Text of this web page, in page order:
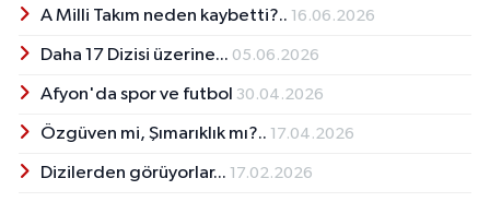
A Milli Takım neden kaybetti?.. 16.06.2026
Daha 17 Dizisi üzerine... 05.06.2026
Afyon'da spor ve futbol 30.04.2026
Özgüven mi, Şımarıklık mı?.. 17.04.2026
Dizilerden görüyorlar... 17.02.2026